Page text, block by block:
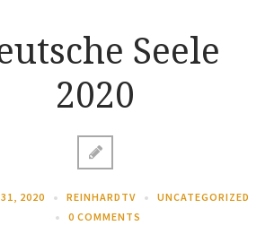
Seele
2020
31, 2020 REINHARDTV
UNCATEGORIZED
0 COMMENTS